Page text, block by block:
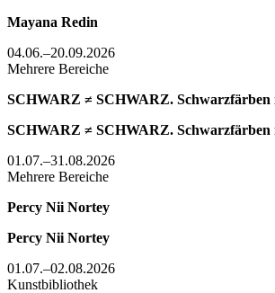
Mayana Redin
04.06.–20.09.2026
Mehrere Bereiche
SCHWARZ ≠ SCHWARZ. Schwarzfärben
SCHWARZ ≠ SCHWARZ. Schwarzfärben
01.07.–31.08.2026
Mehrere Bereiche
Percy Nii Nortey
Percy Nii Nortey
01.07.–02.08.2026
Kunstbibliothek